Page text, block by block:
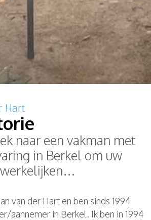
Hart
naar een vakman met
in Berkel om uw
van der Hart en ben sinds 1994
aannemer in Berkel. Ik ben in 1994